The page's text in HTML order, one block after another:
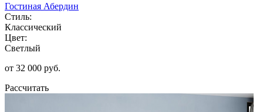
Гостиная Абердин
Стиль:
Классический
Цвет:
Светлый
от 32 000 руб.
Рассчитать